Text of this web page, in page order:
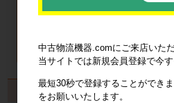
製品から探
中古物流機器.comにご来店いた
当サイトでは新規会員登録で今
最短30秒で登録することができ
をお願いいたします。